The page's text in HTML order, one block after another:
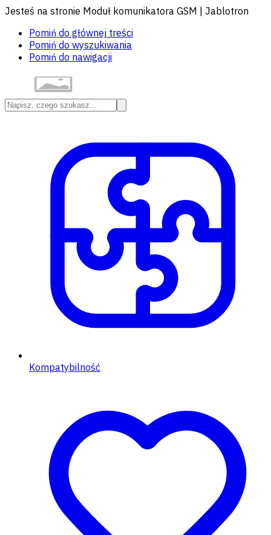
Jesteś na stronie Moduł komunikatora GSM | Jablotron
Pomiń do głównej treści
Pomiń do wyszukiwania
Pomiń do nawigacji
Kompatybilność